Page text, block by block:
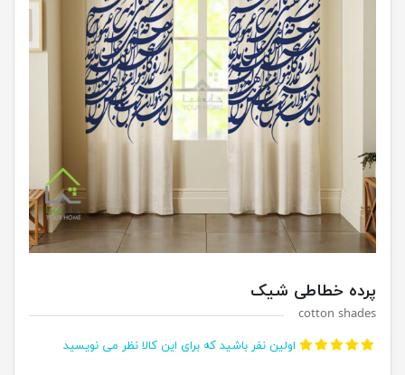
پرده خطاطی شیک
cotton shades
اولین نفر باشید که برای این کالا نظر می نویسید